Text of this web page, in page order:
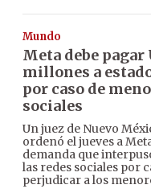
Mundo
Meta debe pagar
millones a
por caso de
sociales
Un juez de Nuevo
ordenó el jueves a
demanda que
las redes sociales por
perjudicar a los